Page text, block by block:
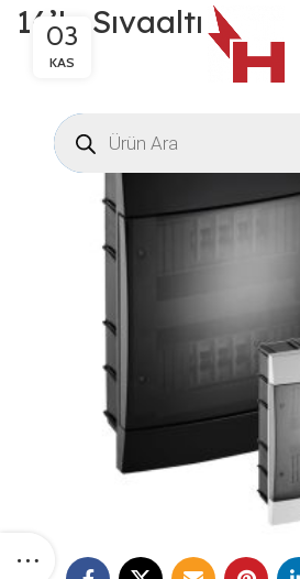
16’Lı Sıvaaltı
03
KAS